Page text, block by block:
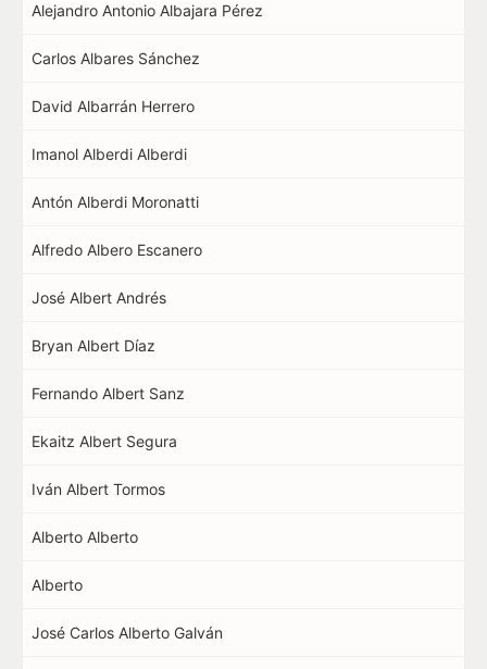
Alejandro Antonio Albajara Pérez
Carlos Albares Sánchez
David Albarrán Herrero
Imanol Alberdi Alberdi
Antón Alberdi Moronatti
Alfredo Albero Escanero
José Albert Andrés
Bryan Albert Díaz
Fernando Albert Sanz
Ekaitz Albert Segura
Iván Albert Tormos
Alberto Alberto
Alberto
José Carlos Alberto Galván